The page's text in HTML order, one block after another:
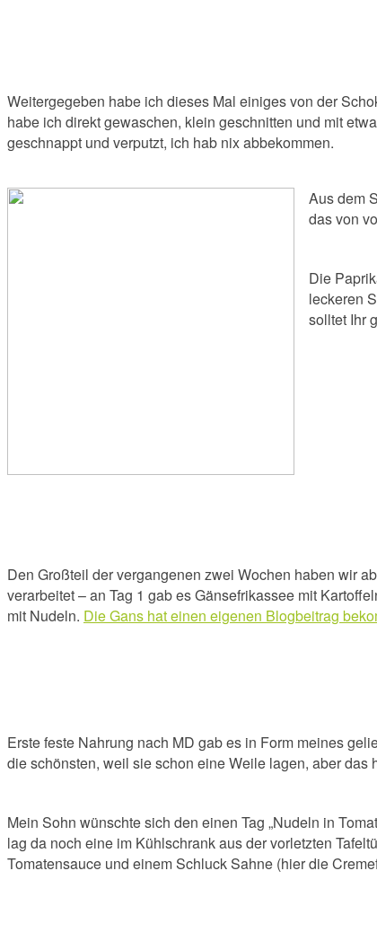
Weitergegeben habe ich dieses Mal einiges von der
habe ich direkt gewaschen, klein geschnitten und mit
geschnappt und verputzt, ich hab nix abbekommen.
Aus dem
das von
Die
leckeren
solltet Ihr
Den Großteil der vergangenen zwei Wochen haben wir
verarbeitet – an Tag 1 gab es Gänsefrikassee mit
mit Nudeln. Die Gans hat einen eigenen Blogbeitrag
Erste feste Nahrung nach MD gab es in Form meines
die schönsten, weil sie schon eine Weile lagen, aber
Mein Sohn wünschte sich den einen Tag „Nudeln in
lag da noch eine im Kühlschrank aus der vorletzten
Tomatensauce und einem Schluck Sahne (hier die